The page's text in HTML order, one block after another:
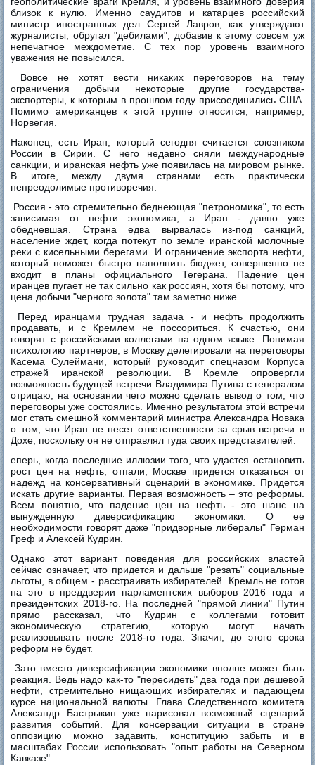
близок к нулю. Именно саудитов и катарцев российский
министр иностранных дел Сергей Лавров, как утверждают
журналисты, обругал "дебилами", добавив к этому совсем уж
непечатное междометие. С тех пор уровень взаимного
уважения не повысился.
Вовсе не хотят вести никаких переговоров на тему
ограничения добычи некоторые другие государства-
экспортеры, к которым в прошлом году присоединились США.
Помимо американцев к этой группе относится, например,
Норвегия.
Наконец, есть Иран, который сегодня считается союзником
России в Сирии. С него недавно сняли международные
санкции, и иранская нефть уже появилась на мировом рынке.
В итоге, между двумя странами есть практически
непреодолимые противоречия.
Россия - это стремительно беднеющая "петрономика", то есть
зависимая от нефти экономика, а Иран - давно уже
обедневшая. Страна едва вырвалась из-под санкций,
население ждет, когда потекут по земле иранской молочные
реки с кисельными берегами. И ограничение экспорта нефти,
который поможет быстро наполнить бюджет, совершенно не
входит в планы официального Тегерана. Падение цен
иранцев пугает не так сильно как россиян, хотя бы потому, что
цена добычи "черного золота" там заметно ниже.
Перед иранцами трудная задача - и нефть продолжить
продавать, и с Кремлем не поссориться. К счастью, они
говорят с российскими коллегами на одном языке. Понимая
психологию партнеров, в Москву делегировали на переговоры
Касема Сулеймани, который руководит спецназом Корпуса
стражей иранской революции. В Кремле опровергли
возможность будущей встречи Владимира Путина с генералом
отрицаю, на основании чего можно сделать вывод о том, что
переговоры уже состоялись. Именно результатом этой встречи
мог стать смешной комментарий министра Александра Новака
о том, что Иран не несет ответственности за срыв встречи в
Дохе, поскольку он не отправлял туда своих представителей.
еперь, когда последние иллюзии того, что удастся остановить
рост цен на нефть, отпали, Москве придется отказаться от
надежд на консервативный сценарий в экономике. Придется
искать другие варианты. Первая возможность – это реформы.
Всем понятно, что падение цен на нефть - это шанс на
вынужденную диверсификацию экономики. О ее
необходимости говорят даже "придворные либералы" Герман
Греф и Алексей Кудрин.
Однако этот вариант поведения для российских властей
сейчас означает, что придется и дальше "резать" социальные
льготы, в общем - расстраивать избирателей. Кремль не готов
на это в преддверии парламентских выборов 2016 года и
президентских 2018-го. На последней "прямой линии" Путин
прямо рассказал, что Кудрин с коллегами готовит
экономическую стратегию, которую могут начать
реализовывать после 2018-го года. Значит, до этого срока
реформ не будет.
Зато вместо диверсификации экономики вполне может быть
реакция. Ведь надо как-то "пересидеть" два года при дешевой
нефти, стремительно нищающих избирателях и падающем
курсе национальной валюты. Глава Следственного комитета
Александр Бастрыкин уже нарисовал возможный сценарий
развития событий. Для консервации ситуации в стране
оппозицию можно задавить, конституцию забыть и в
масштабах России использовать "опыт работы на Северном
Кавказе".